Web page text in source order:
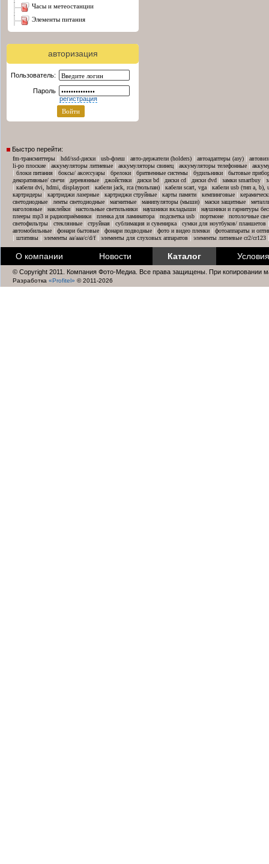
часы и метеостанции
элементы питания
авторизация
Пользователь:
Пароль
регистрация
Быстро перейти:
fm-трансмиттеры | hdd/ssd-диски | usb-флеш | авто-держатели (holders) | автоадаптеры (азу) |
li-po плоские | аккумуляторы литиевые | аккумуляторы свинец | аккумуляторы телефонные |
| блоки питания | боксы/ аксессуары | брелоки | бритвенные системы | будильники | бытовые
декоративные/ свечи | деревянные | джойстики | диски bd | диски cd | диски dvd | замки smartbuy |
| кабели dvi, hdmi, displayport | кабели jack, rca (тюльпан) | кабели scart, vga | кабели usb (тип a, b),
картридеры | картриджи лазерные | картриджи струйные | карты памяти | кемпинговые |
светодиодные | ленты светодиодные | магнитные | манипуляторы (мыши) | маски защитные |
наголовные | наклейки | настольные светильники | наушники вкладыши | наушники и гарнитуры
плееры mp3 и радиоприёмники | пленка для ламинатора | подсветка usb | портмоне | потолочные
светофильтры | стеклянные | струйная | сублимация и сувенирка | сумки для ноутбуков/ планшетов
автомобильные | фонари бытовые | фонари подводные | фото и видео пленки | фотоаппараты и
| штативы | элементы aa/aaa/c/d/f| элементы для слуховых аппаратов | элементы литиевые cr2/cr123
О компании Новости Каталог
© Copyright 2011. Компания Фото-Медиа. Все права защищены. При копировании
Разработка «Profitel» © 2011-2026